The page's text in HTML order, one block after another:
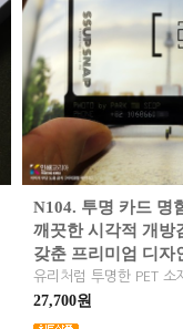
N104. 투명 카드 명
깨끗한 시각적 개방
갖춘 프리미엄 디자
27,700원